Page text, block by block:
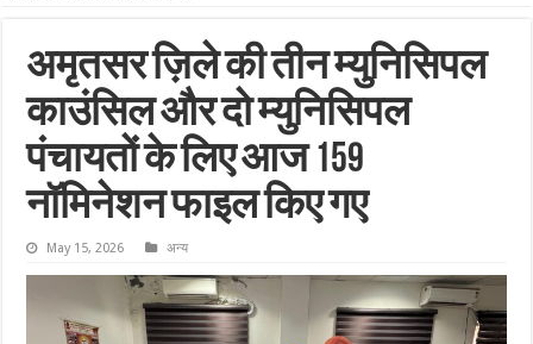
अमृतसर ज़िले की तीन म्युनिसिपल
काउंसिल और दो म्युनिसिपल
पंचायतों के लिए आज 159
नॉमिनेशन फाइल किए गए
May 15, 2026 अन्य